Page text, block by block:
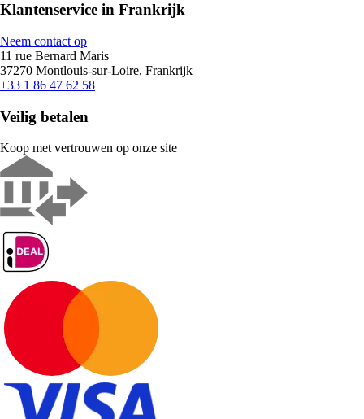
Klantenservice in Frankrijk
Neem contact op
11 rue Bernard Maris
37270 Montlouis-sur-Loire, Frankrijk
+33 1 86 47 62 58
Veilig betalen
Koop met vertrouwen op onze site